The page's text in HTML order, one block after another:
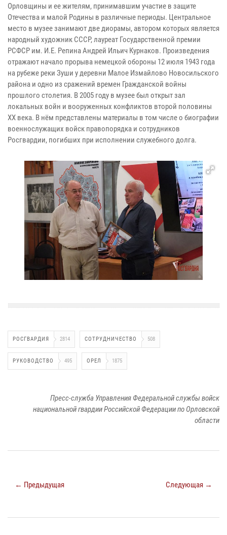
Орловщины и ее жителям, принимавшим участие в защите
Отечества и малой Родины в различные периоды. Центральное
место в музее занимают две диорамы, автором которых является
народный художник СССР, лауреат Государственной премии
РСФСР им. И.Е. Репина Андрей Ильич Курнаков. Произведения
отражают начало прорыва немецкой обороны 12 июля 1943 года
на рубеже реки Зуши у деревни Малое Измайлово Новосильского
района и одно из сражений времен Гражданской войны
прошлого столетия. В 2005 году в музее был открыт зал
локальных войн и вооруженных конфликтов второй половины
XX века. В нём представлены материалы в том числе о биографии
военнослужащих войск правопорядка и сотрудников
Росгвардии, погибших при исполнении служебного долга.
РОСГВАРДИЯ 2814 СОТРУДНИЧЕСТВО 508
РУКОВОДСТВО 495 ОРЕЛ 1875
Пресс-служба Управления Федеральной службы войск
национальной гвардии Российской Федерации по Орловской
области
← Предыдущая Следующая →